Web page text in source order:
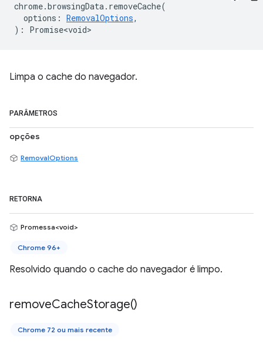
chrome.browsingData. removeCache(
options : RemovalOptions,
) : Promise<void>
Limpa o cache do navegador.
PARÂMETROS
opções
RemovalOptions
RETORNA
Promessa<void>
Chrome 96+
Resolvido quando o cache do navegador é limpo.
removeCacheStorage()
Chrome 72 ou mais recente